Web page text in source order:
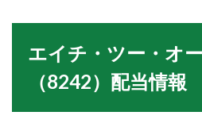
エイチ・ツー・オ
（8242）配当情報